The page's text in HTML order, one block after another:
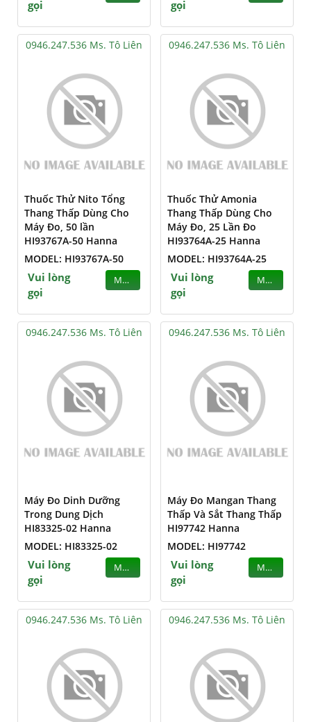
gọi
gọi
0946.247.536 Ms. Tô Liên
Thuốc Thử Nito Tổng
Thang Thấp Dùng Cho
Máy Đo, 50 lần
HI93767A-50 Hanna
MODEL: HI93767A-50
Vui lòng
gọi
MUA
0946.247.536 Ms. Tô Liên
Thuốc Thử Amonia
Thang Thấp Dùng Cho
Máy Đo, 25 Lần Đo
HI93764A-25 Hanna
MODEL: HI93764A-25
Vui lòng
gọi
MUA
0946.247.536 Ms. Tô Liên
Máy Đo Dinh Dưỡng
Trong Dung Dịch
HI83325-02 Hanna
MODEL: HI83325-02
Vui lòng
gọi
MUA
0946.247.536 Ms. Tô Liên
Máy Đo Mangan Thang
Thấp Và Sắt Thang Thấp
HI97742 Hanna
MODEL: HI97742
Vui lòng
gọi
MUA
0946.247.536 Ms. Tô Liên 0946.247.536 Ms. Tô Liên